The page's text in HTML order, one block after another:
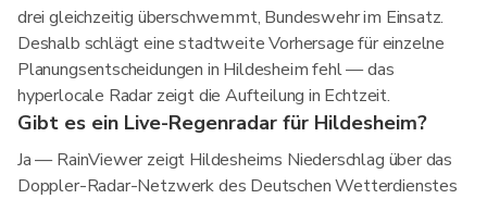
drei gleichzeitig überschwemmt, Bundeswehr im Einsatz.
Deshalb schlägt eine stadtweite Vorhersage für einzelne
Planungsentscheidungen in Hildesheim fehl — das
hyperlocale Radar zeigt die Aufteilung in Echtzeit.
Gibt es ein Live-Regenradar für Hildesheim?
Ja — RainViewer zeigt Hildesheims Niederschlag über das
Doppler-Radar-Netzwerk des Deutschen Wetterdienstes